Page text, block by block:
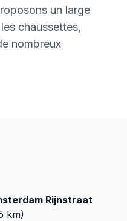
un large
chaussettes,
nombreux
Rijnstraat
km)